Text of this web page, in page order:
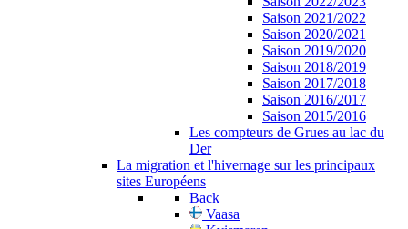
Saison 2021/2022
Saison 2020/2021
Saison 2019/2020
Saison 2018/2019
Saison 2017/2018
Saison 2016/2017
Saison 2015/2016
Les compteurs de Grues au lac du
Der
La migration et l'hivernage sur les principaux
sites Européens
Back
Vaasa